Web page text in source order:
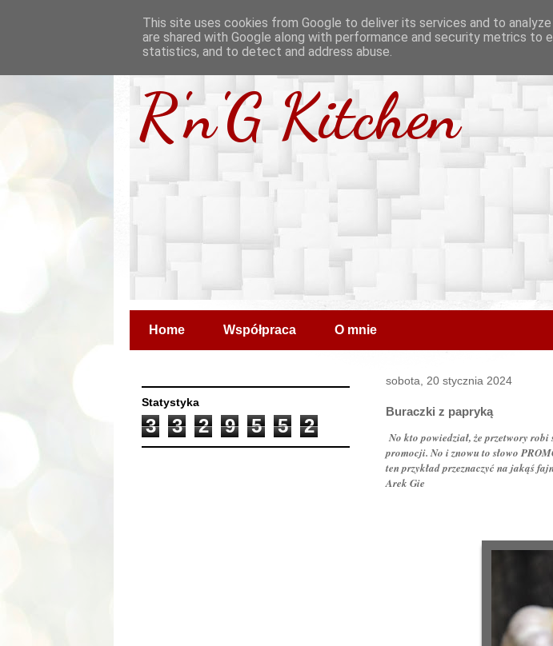
R'n'G Kitchen
Home Współpraca O mnie
sobota, 20 stycznia 2024
Buraczki z papryką
No kto powiedział, że przetwory
promocji. No i znowu to słowo
ten przykład przeznaczyć na jakąś
Arek Gie
Statystyka
3 3 2 9 5 5 2
This site uses cookies from Google to deliver its services and to
are shared with Google along with performance and security metrics to
statistics, and to detect and address abuse.